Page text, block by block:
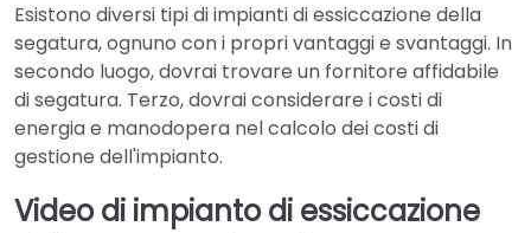
Esistono diversi tipi di impianti di essiccazione della
segatura, ognuno con i propri vantaggi e svantaggi. In
secondo luogo, dovrai trovare un fornitore affidabile
di segatura. Terzo, dovrai considerare i costi di
energia e manodopera nel calcolo dei costi di
gestione dell'impianto.
Video di impianto di essiccazione